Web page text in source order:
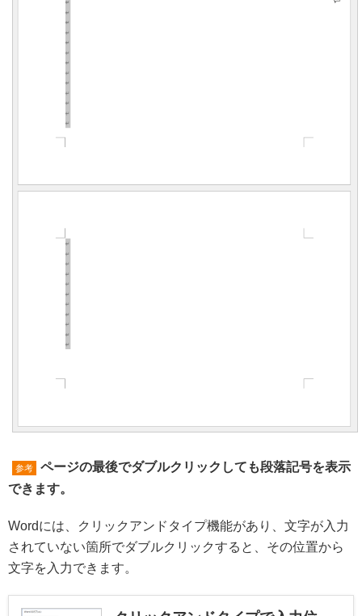
参考
ページの最後でダブルクリックしても段落記号を表示
できます。
Wordには、クリックアンドタイプ機能があり、文字が入力
されていない箇所でダブルクリックすると、その位置から
文字を入力できます。